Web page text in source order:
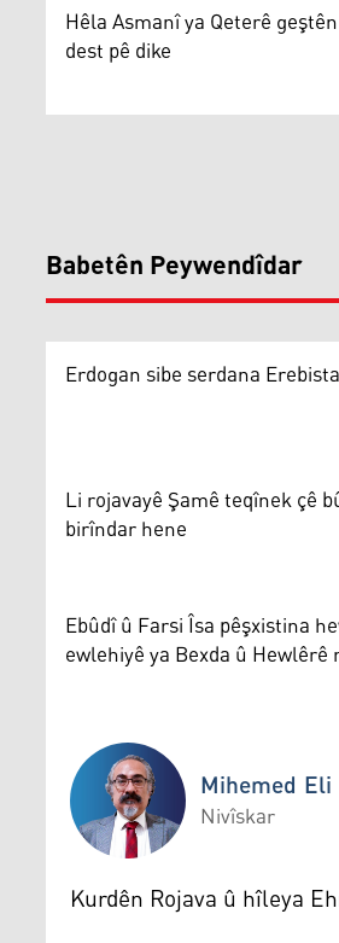
Hêla Asmanî ya Qeterê
dest pê dike
Babetên Peywendîdar
Erdogan sibe serdana
Li rojavayê Şamê teqînek çê
birîndar hene
Ebûdî û Farsi Îsa pêşxistina
ewlehiyê ya Bexda û Hewlêrê
Mihemed Eli Destmalî
Mihemed
Nivîskar
Kurdên Rojava û hîleya